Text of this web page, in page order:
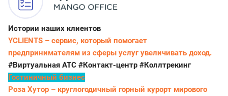
Истории наших клиентов
YCLIENTS – сервис, который помогает
предпринимателям из сферы услуг увеличивать доход.
#Виртуальная АТС #Контакт-центр #Коллтрекинг
Гостиничный бизнес
Роза Хутор – круглогодичный горный курорт мирового